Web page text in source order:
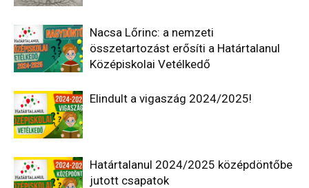
Nacsa Lőrinc: a nemzeti
összetartozást erősíti a Határtalanul
Középiskolai Vetélkedő
Elindult a vigaszág 2024/2025!
Határtalanul 2024/2025 középdöntőbe
jutott csapatok